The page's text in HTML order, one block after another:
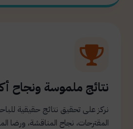
نتائج ملموسة ونجاح
نركز على تحقيق نتائج حقيقية
المقترحات، نجاح المناقشة، ورضا